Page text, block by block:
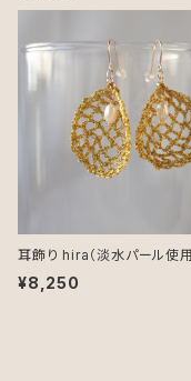
耳飾り hira（淡水パール使用
¥8,250